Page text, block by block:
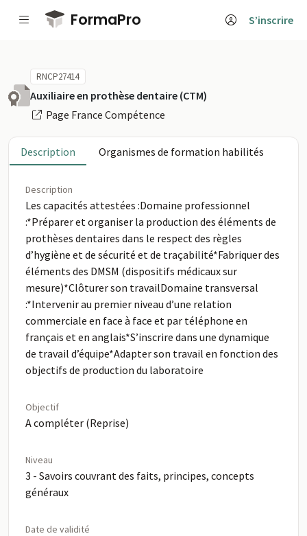
Passer au contenu principal
FormaPro S’inscrire
RNCP27414
Auxiliaire en prothèse dentaire (CTM)
Page France Compétence
Description Organismes de formation habilités
Description
Les capacités attestées :Domaine professionnel
:*Préparer et organiser la production des éléments de
prothèses dentaires dans le respect des règles
d’hygiène et de sécurité et de traçabilité*Fabriquer des
éléments des DMSM (dispositifs médicaux sur
mesure)*Clôturer son travailDomaine transversal
:*Intervenir au premier niveau d’une relation
commerciale en face à face et par téléphone en
français et en anglais*S’inscrire dans une dynamique
de travail d’équipe*Adapter son travail en fonction des
objectifs de production du laboratoire
Objectif
A compléter (Reprise)
Niveau
3 - Savoirs couvrant des faits, principes, concepts
généraux
Date de validité